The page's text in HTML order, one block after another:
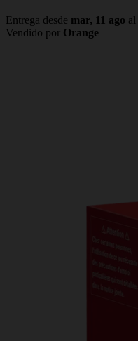
Entrega desde mar, 11 ago al
Vendido por Orange